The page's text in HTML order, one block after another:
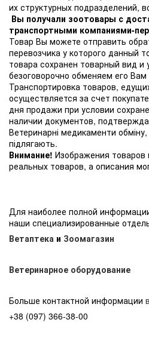
их структурных подразделений,
Вы получали зоотовары с
транспортными компаниями-
Товар Вы можете отправить
перевозчика у которого данный
товара сохранен товарный вид и
безоговорочно обменяем его
Транспортировка товаров,
осуществляется за счет
дня продажи при условии
наличии документов,
Ветеринарні медикаменти
підлягають.
Внимание! Изображения товаров
реальных товаров, а описания
Для наиболее полной
наши специализированные
Ветаптека и Зоомагазин
Ветеринарное оборудование
Больше контактной информации
+38 (097) 366-38-00